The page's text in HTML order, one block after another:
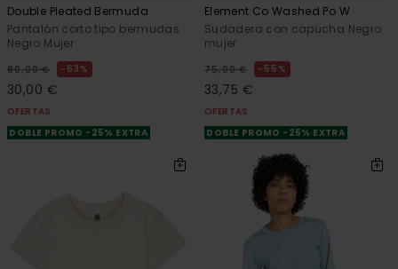
Double Pleated Bermuda
Pantalón corto tipo bermudas
Negro Mujer
80,00 € 63%
30,00 €
OFERTAS
DOBLE PROMO -25% EXTRA
Element Co Washed Po W
Sudadera con capucha Negro
mujer
75,00 € 55%
33,75 €
OFERTAS
DOBLE PROMO -25% EXTRA